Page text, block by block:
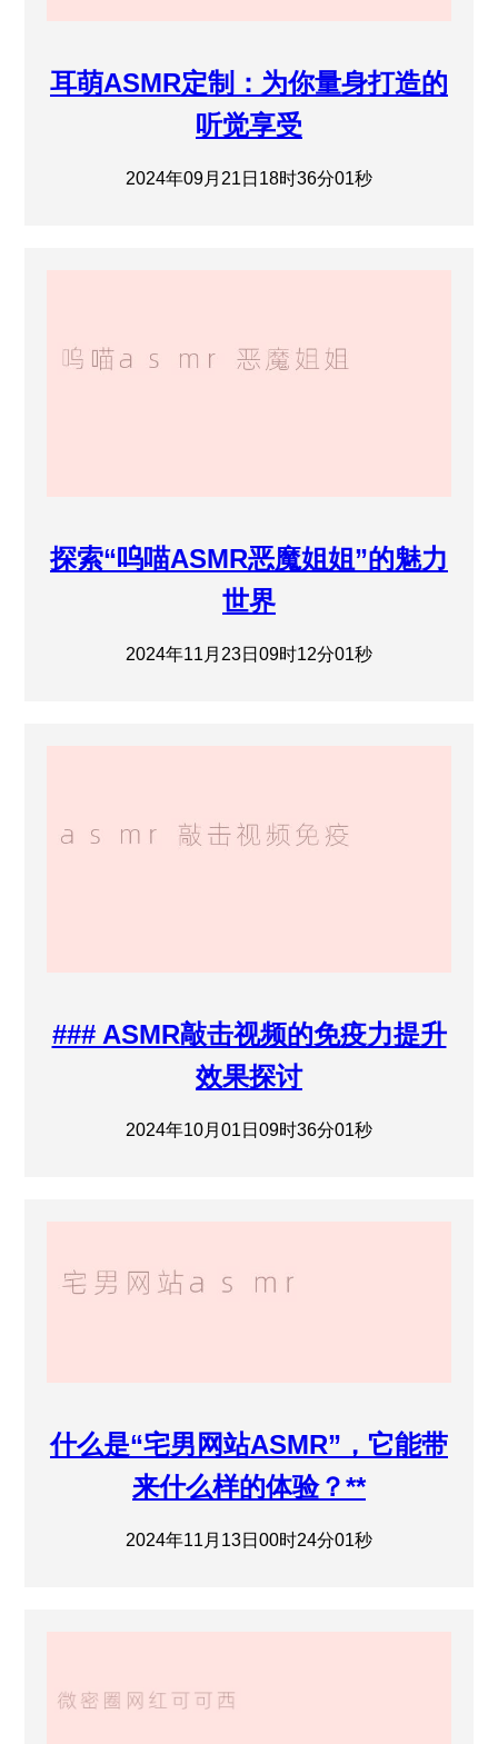
耳萌ASMR定制：为你量身打造的
听觉享受
2024年09月21日18时36分01秒
探索“呜喵ASMR恶魔姐姐”的魅力
世界
2024年11月23日09时12分01秒
### ASMR敲击视频的免疫力提升
效果探讨
2024年10月01日09时36分01秒
什么是“宅男网站ASMR”，它能带
来什么样的体验？**
2024年11月13日00时24分01秒